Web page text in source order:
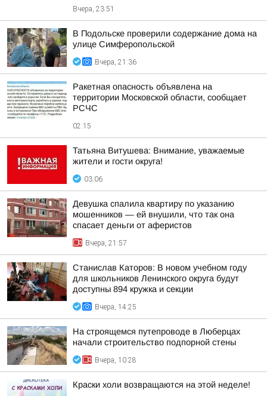
Вчера, 23:51
В Подольске проверили содержание дома на
улице Симферопольской
Вчера, 21:36
Ракетная опасность объявлена на
территории Московской области, сообщает
РСЧС
02:15
Татьяна Витушева: Внимание, уважаемые
жители и гости округа!
03:06
Девушка спалила квартиру по указанию
мошенников — ей внушили, что так она
спасает деньги от аферистов
Вчера, 21:57
Станислав Каторов: В новом учебном году
для школьников Ленинского округа будут
доступны 894 кружка и секции
Вчера, 14:25
На строящемся путепроводе в Люберцах
начали строительство подпорной стены
Вчера, 10:28
Краски холи возвращаются на этой неделе!